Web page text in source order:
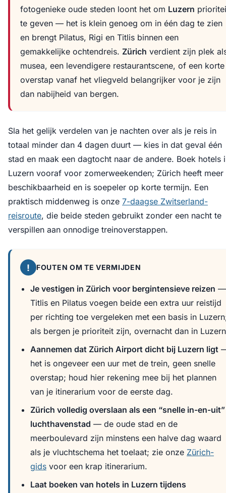
fotogenieke oude steden loont het om Luzern
te geven — het is klein genoeg om in één dag te zien
en brengt Pilatus, Rigi en Titlis binnen een
gemakkelijke ochtendreis. Zürich verdient zijn plek
musea, een levendigere restaurantscene, of een korte
overstap vanaf het vliegveld belangrijker voor je zijn
dan nabijheid van bergen.
Sla het gelijk verdelen van je nachten over als je reis in
totaal minder dan 4 dagen duurt — kies in dat geval één
stad en maak een dagtocht naar de andere. Boek hotels
Luzern vooraf voor zomerweekenden; Zürich heeft meer
beschikbaarheid en is soepeler op korte termijn. Een
praktisch middenweg is onze 7-daagse Zwitserland-
reisroute, die beide steden gebruikt zonder een nacht te
verspillen aan onnodige treinoverstappen.
! FOUTEN OM TE VERMIJDEN
Je vestigen in Zürich voor bergintensieve reizen —
Titlis en Pilatus voegen beide een extra uur reistijd
per richting toe vergeleken met een basis in
als bergen je prioriteit zijn, overnacht dan in
Aannemen dat Zürich Airport dicht bij Luzern ligt
het is ongeveer een uur met de trein, geen snelle
overstap; houd hier rekening mee bij het plannen
van je itinerarium voor de eerste dag.
Zürich volledig overslaan als een “snelle in-en-uit”
luchthavenstad — de oude stad en de
meerboulevard zijn minstens een halve dag waard
als je vluchtschema het toelaat; zie onze Zürich-
gids voor een krap itinerarium.
Laat boeken van hotels in Luzern tijdens